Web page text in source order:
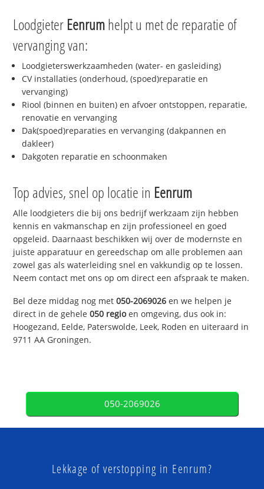
Loodgieter Eenrumhelpt u met de reparatie of
vervanging van:
Loodgieterswerkzaamheden (water- en gasleiding)
CV installaties (onderhoud, (spoed)reparatie en
vervanging)
Riool (binnen en buiten) en afvoer ontstoppen, reparatie,
renovatie en vervanging
Dak(spoed)reparaties en vervanging (dakpannen en
dakleer)
Dakgoten reparatie en schoonmaken
Top advies, snel op locatie in Eenrum
Alle loodgieters die bij ons bedrijf werkzaam zijn hebben
kennis en vakmanschap en zijn professioneel en goed
opgeleid. Daarnaast beschikken wij over de modernste en
juiste apparatuur en gereedschap om alle problemen aan
zowel gas als waterleiding snel en vakkundig op te lossen.
Neem contact met ons op om direct een afspraak te maken.
Bel deze middag nog met050-2069026 en we helpen je
direct in de gehele050 regioen omgeving, dus ook in:
Hoogezand, Eelde, Paterswolde, Leek, Roden en uiteraard in
9711 AA Groningen.
050-2069026
Lekkage of verstopping in Eenrum?